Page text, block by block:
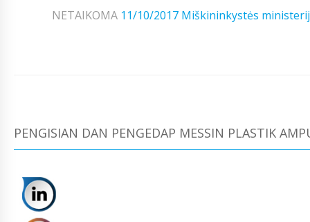
NETAIKOMA 11/10/2017 Miškininkystės
PENGISIAN DAN PENGEDAP MESSIN PLASTIK